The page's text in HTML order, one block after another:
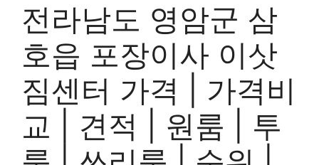
전라남도 영암군 삼
호읍 포장이사 이삿
짐센터 가격 | 가격비
교 | 견적 | 원룸 | 투